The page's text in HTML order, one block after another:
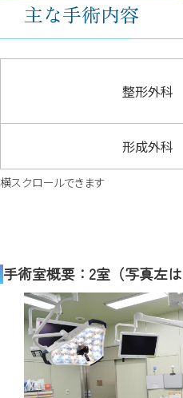
主な手術内容
整形外科
形成外科
手術室概要：2室（写真左